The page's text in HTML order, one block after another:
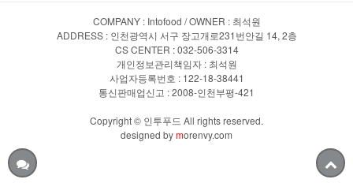
COMPANY : Intofood / OWNER : 최석원
ADDRESS : 인천광역시 서구 장고개로231번안길 14, 2층
CS CENTER : 032-506-3314
개인정보관리책임자 : 최석원
사업자등록번호 : 122-18-38441
통신판매업신고 : 2008-인천부평-421
Copyright © 인투푸드 All rights reserved.
designed bymorenvy.com